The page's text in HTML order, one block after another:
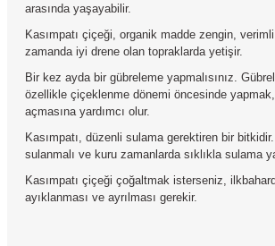
arasında yaşayabilir.
Kasımpatı çiçeği, organik madde zengin,
zamanda iyi drene olan topraklarda yetişir.
Bir kez ayda bir gübreleme yapmalısınız.
özellikle çiçeklenme dönemi öncesinde
açmasına yardımcı olur.
Kasımpatı, düzenli sulama gerektiren bir
sulanmalı ve kuru zamanlarda sıklıkla sulama
Kasımpatı çiçeği çoğaltmak isterseniz,
ayıklanması ve ayrılması gerekir.